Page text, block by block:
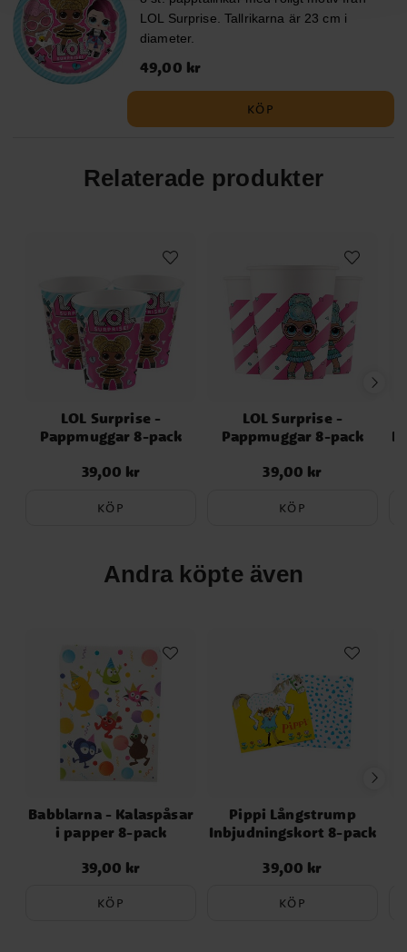
LOL Surprise. Tallrikarna är 23 cm i
diameter.
Pris:49,00 kr
49,00 kr
KÖP
Relaterade produkter
LOL Surprise -
Pappmuggar 8-pack
Pris:39,00 kr
39,00 kr
KÖP
LOL Surprise -
Pappmuggar 8-pack
Pris:39,00 kr
39,00 kr
KÖP
Andra köpte även
Babblarna - Kalaspåsar
i papper 8-pack
Pris:39,00 kr
39,00 kr
KÖP
Pippi Långstrump
Inbjudningskort 8-pack
Pris:39,00 kr
39,00 kr
KÖP